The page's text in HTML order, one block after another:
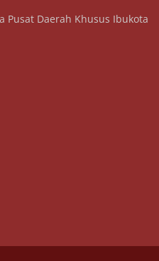
Pusat Daerah Khusus Ibukota